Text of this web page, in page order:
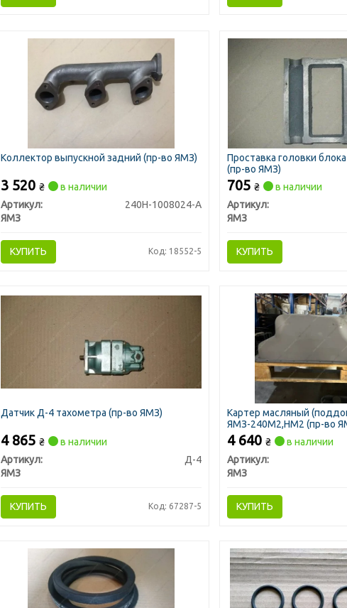
Коллектор выпускной задний (пр-во ЯМЗ)
3 520 ₴
в наличии
Артикул:
240Н-1008024-А
ЯМЗ
КУПИТЬ Код: 18552-5
Проставка головки
(пр-во ЯМЗ)
705₴
в наличии
Артикул:
ЯМЗ
КУПИТЬ
Датчик Д-4 тахометра (пр-во ЯМЗ)
4 865 ₴
в наличии
Артикул:
Д-4
ЯМЗ
КУПИТЬ Код: 67287-5
Картер масляный
ЯМЗ-240М2,НМ2 (пр-во
4 640₴
в наличии
Артикул:
ЯМЗ
КУПИТЬ